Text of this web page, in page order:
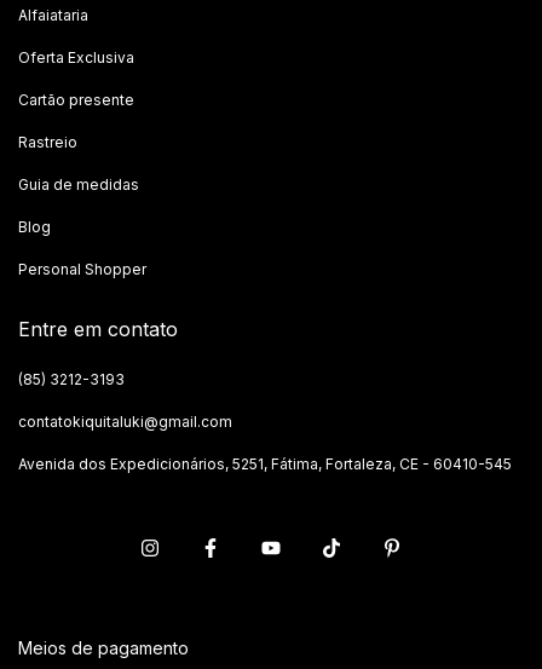
Alfaiataria
Oferta Exclusiva
Cartão presente
Rastreio
Guia de medidas
Blog
Personal Shopper
Entre em contato
(85) 3212-3193
contatokiquitaluki@gmail.com
Avenida dos Expedicionários, 5251, Fátima, Fortaleza, CE - 60410-545
Meios de pagamento